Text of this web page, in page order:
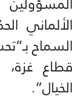
الألماني
السماح
قطاع غزة،
الخيال”.